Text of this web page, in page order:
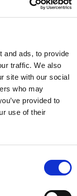
and ads, to provide
traffic. We also
site with our social
who may
provided to
use of their
industriale e di